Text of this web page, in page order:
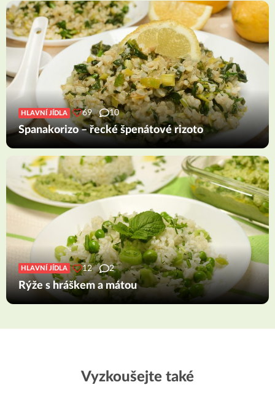
HLAVNÍ JÍDLA 69 10
Spanakorizo – řecké špenátové rizoto
HLAVNÍ JÍDLA 12 2
Rýže s hráškem a mátou
Vyzkoušejte také